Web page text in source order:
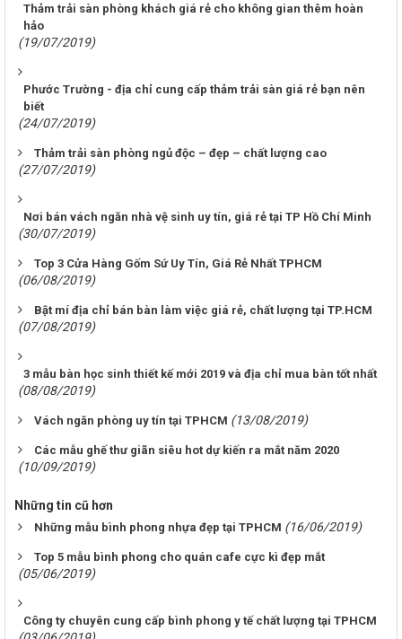
Thảm trải sàn phòng khách giá rẻ cho không gian thêm hoàn
hảo
(19/07/2019)
Phước Trường - địa chỉ cung cấp thảm trải sàn giá rẻ bạn nên
biết
(24/07/2019)
Thảm trải sàn phòng ngủ độc – đẹp – chất lượng cao
(27/07/2019)
Nơi bán vách ngăn nhà vệ sinh uy tín, giá rẻ tại TP Hồ Chí Minh
(30/07/2019)
Top 3 Cửa Hàng Gốm Sứ Uy Tín, Giá Rẻ Nhất TPHCM
(06/08/2019)
Bật mí địa chỉ bán bàn làm việc giá rẻ, chất lượng tại TP.HCM
(07/08/2019)
3 mẫu bàn học sinh thiết kế mới 2019 và địa chỉ mua bàn tốt nhất
(08/08/2019)
Vách ngăn phòng uy tín tại TPHCM (13/08/2019)
Các mẫu ghế thư giãn siêu hot dự kiến ra mắt năm 2020
(10/09/2019)
Những tin cũ hơn
Những mẫu bình phong nhựa đẹp tại TPHCM (16/06/2019)
Top 5 mẫu bình phong cho quán cafe cực kì đẹp mắt
(05/06/2019)
Công ty chuyên cung cấp bình phong y tế chất lượng tại TPHCM